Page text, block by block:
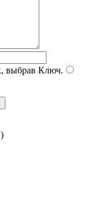
выбрав Ключ.